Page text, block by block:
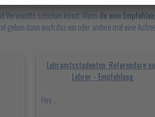
Verwandte schicken könnt. Wenn du eine
geben dann auch das ein oder andere mal eine
Lehramtsstudenten, Referendare
Lehrer - Empfehlung
Hey ...